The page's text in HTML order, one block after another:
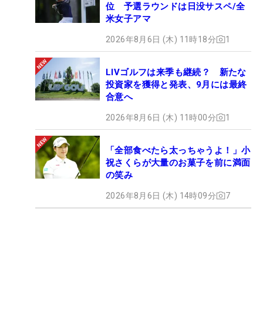
位 予選ラウンドは日没サスペ/全
米女子アマ
2026年8月6日 (木) 11時18分 1
LIVゴルフは来季も継続？ 新たな
投資家を獲得と発表、9月には最終
合意へ
2026年8月6日 (木) 11時00分 1
「全部食べたら太っちゃうよ！」小
祝さくらが大量のお菓子を前に満面
の笑み
2026年8月6日 (木) 14時09分 7